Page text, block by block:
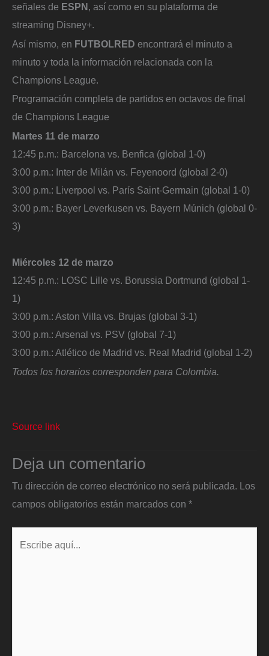
señales de ESPN, así como en su plataforma de
streaming Disney+.
Así mismo, en FUTBOLRED encontrará el minuto a
minuto y toda la información relacionada con la
Champions League.
Programación completa de partidos en octavos de final
de Champions League
Martes 11 de marzo
12:45 p.m.: Barcelona vs. Benfica (global 1-0)
3:00 p.m.: Inter de Milán vs. Feyenoord (global 2-0)
3:00 p.m.: Liverpool vs. París Saint-Germain (global 1-0)
3:00 p.m.: Bayer Leverkusen vs. Bayern Múnich (global 0-
3)
Miércoles 12 de marzo
12:45 p.m.: LOSC Lille vs. Borussia Dortmund (global 1-
1)
3:00 p.m.: Aston Villa vs. Brujas (global 3-1)
3:00 p.m.: Arsenal vs. PSV (global 7-1)
3:00 p.m.: Atlético de Madrid vs. Real Madrid (global 1-2)
Todos los horarios corresponden para Colombia.
Source link
Deja un comentario
Tu dirección de correo electrónico no será publicada. Los
campos obligatorios están marcados con *